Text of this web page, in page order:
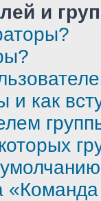
и
и как